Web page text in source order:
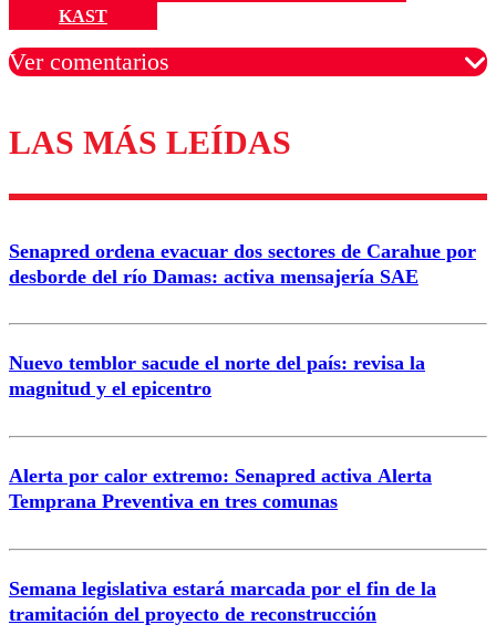
KAST
Ver comentarios
Los comentarios son moderados para garantizar un
diálogo respetuoso.
Correo
LAS MÁS LEÍDAS
Senapred ordena evacuar dos sectores de Carahue por
desborde del río Damas: activa mensajería SAE
Nuevo temblor sacude el norte del país: revisa la
magnitud y el epicentro
Alerta por calor extremo: Senapred activa Alerta
Temprana Preventiva en tres comunas
Semana legislativa estará marcada por el fin de la
tramitación del proyecto de reconstrucción